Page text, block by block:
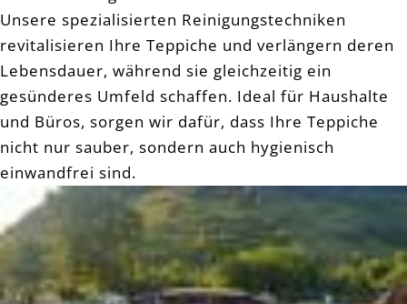
Unsere spezialisierten Reinigungstechniken
revitalisieren Ihre Teppiche und verlängern deren
Lebensdauer, während sie gleichzeitig ein
gesünderes Umfeld schaffen. Ideal für Haushalte
und Büros, sorgen wir dafür, dass Ihre Teppiche
nicht nur sauber, sondern auch hygienisch
einwandfrei sind.